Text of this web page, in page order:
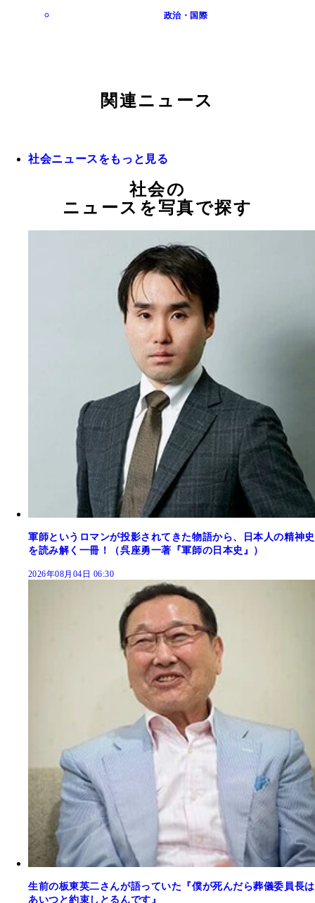
政治・国際
関連ニュース
社会ニュースをもっと見る
社会の
ニュースを写真で探す
軍師というロマンが投影されてきた物語から、日本人の精神史
を読み解く一冊！（呉座勇一著『軍師の日本史』）
2026年08月04日 06:30
生前の板東英二さんが語っていた『僕が死んだら葬儀委員長は
あいつと約束しとるんです』